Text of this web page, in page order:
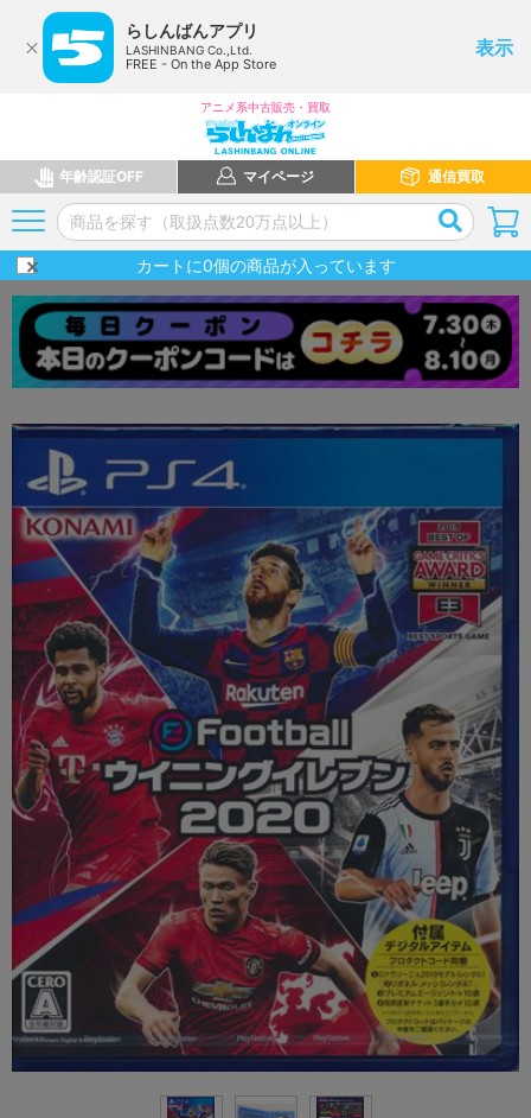
らしんばんアプリ
LASHINBANG Co.,Ltd.
FREE - On the App Store
表示
アニメ系中古販売・買取
年齢認証OFF マイページ 通信買取
カートに0個の商品が入っています